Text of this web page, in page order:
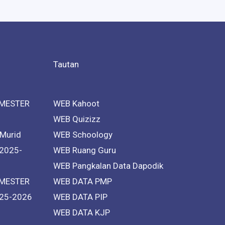
2026
Tautan
WEB Kahoot
WEB Quizizz
WEB Schoology
WEB Ruang Guru
WEB Pangkalan Data Dapodik
WEB DATA PMP
WEB DATA PIP
WEB DATA KJP